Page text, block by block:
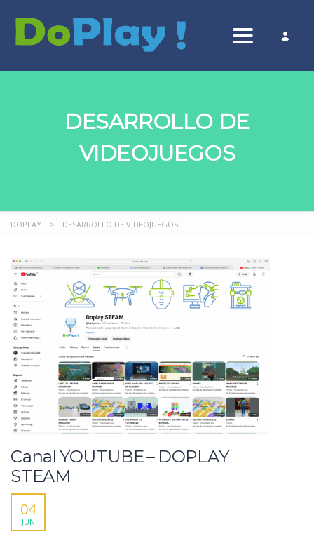
Toggle
DESARROLLO DE
VIDEOJUEGOS
DOPLAY > DESARROLLO DE VIDEOJUEGOS
Canal YOUTUBE – DOPLAY
STEAM
04
JUN